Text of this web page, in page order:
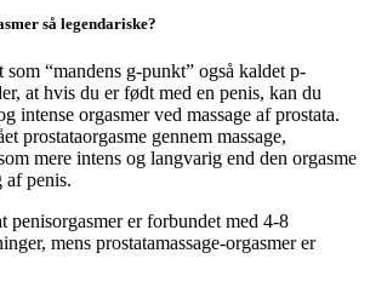
så legendariske?
som “mandens g-punkt” også kaldet p-
at hvis du er født med en penis, kan du
intense orgasmer ved massage af prostata.
prostataorgasme gennem massage,
mere intens og langvarig end den orgasme
af penis.
penisorgasmer er forbundet med 4-8
mens prostatamassage-orgasmer er